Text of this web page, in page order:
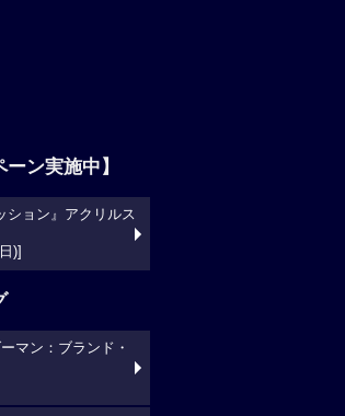
ン実施中】
ション』アクリルス
)]
マン：ブランド・